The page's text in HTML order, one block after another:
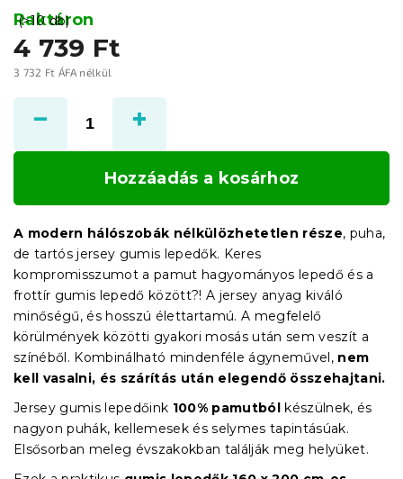
4 739 Ft
3 732 Ft ÁFA nélkül
Raktáron
(>10 db)
Hozzáadás a kosárhoz
A modern hálószobák nélkülözhetetlen része, puha,
de tartós jersey gumis lepedők. Keres
kompromisszumot a pamut hagyományos lepedő és a
frottír gumis lepedő között?! A jersey anyag kiváló
minőségű, és hosszú élettartamú. A megfelelő
körülmények közötti gyakori mosás után sem veszít a
színéből. Kombinálható mindenféle ágyneművel, nem
kell vasalni, és szárítás után elegendő összehajtani.
Jersey gumis lepedőink 100% pamutból készülnek, és
nagyon puhák, kellemesek és selymes tapintásúak.
Elsősorban meleg évszakokban találják meg helyüket.